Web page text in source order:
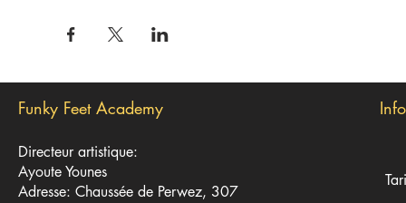
Funky Feet Academy
Directeur artistique:
Ayoute Younes
Adresse: Chaussée de Perwez, 307